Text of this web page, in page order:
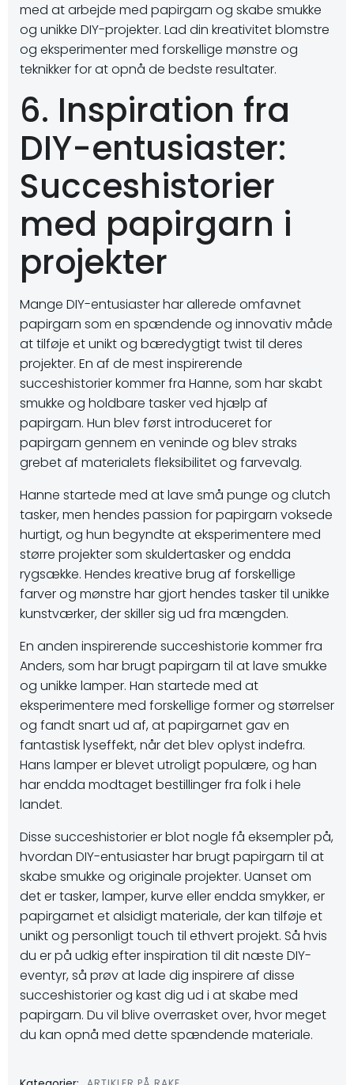
med at arbejde med papirgarn og skabe smukke
og unikke DIY-projekter. Lad din kreativitet blomstre
og eksperimenter med forskellige mønstre og
teknikker for at opnå de bedste resultater.
6. Inspiration fra
DIY-entusiaster:
Succeshistorier
med papirgarn i
projekter
Mange DIY-entusiaster har allerede omfavnet
papirgarn som en spændende og innovativ måde
at tilføje et unikt og bæredygtigt twist til deres
projekter. En af de mest inspirerende
succeshistorier kommer fra Hanne, som har skabt
smukke og holdbare tasker ved hjælp af
papirgarn. Hun blev først introduceret for
papirgarn gennem en veninde og blev straks
grebet af materialets fleksibilitet og farvevalg.
Hanne startede med at lave små punge og clutch
tasker, men hendes passion for papirgarn voksede
hurtigt, og hun begyndte at eksperimentere med
større projekter som skuldertasker og endda
rygsække. Hendes kreative brug af forskellige
farver og mønstre har gjort hendes tasker til unikke
kunstværker, der skiller sig ud fra mængden.
En anden inspirerende succeshistorie kommer fra
Anders, som har brugt papirgarn til at lave smukke
og unikke lamper. Han startede med at
eksperimentere med forskellige former og størrelser
og fandt snart ud af, at papirgarnet gav en
fantastisk lyseffekt, når det blev oplyst indefra.
Hans lamper er blevet utroligt populære, og han
har endda modtaget bestillinger fra folk i hele
landet.
Disse succeshistorier er blot nogle få eksempler på,
hvordan DIY-entusiaster har brugt papirgarn til at
skabe smukke og originale projekter. Uanset om
det er tasker, lamper, kurve eller endda smykker, er
papirgarnet et alsidigt materiale, der kan tilføje et
unikt og personligt touch til ethvert projekt. Så hvis
du er på udkig efter inspiration til dit næste DIY-
eventyr, så prøv at lade dig inspirere af disse
succeshistorier og kast dig ud i at skabe med
papirgarn. Du vil blive overrasket over, hvor meget
du kan opnå med dette spændende materiale.